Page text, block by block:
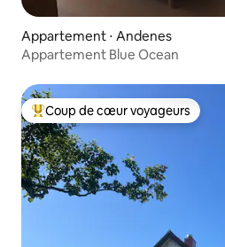
Appartement ⋅ Andenes
Appartement Blue Ocean
Coups de cœur voyageurs les
Coup de cœur voyageurs